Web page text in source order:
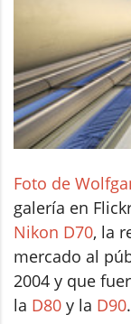
Foto de
galería en
Nikon D70, la
mercado al
2004 y que
la D80 y la D90.